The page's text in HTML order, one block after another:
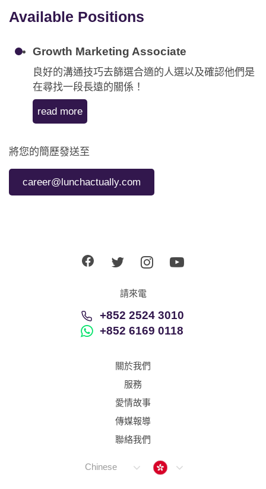
Available Positions
Growth Marketing Associate
良好的溝通技巧去篩選合適的人選以及確認他們是
在尋找一段長遠的關係！
read more
將您的簡歷發送至
career@lunchactually.com
請來電
+852 2524 3010
+852 6169 0118
關於我們
服務
愛情故事
傳媒報導
聯絡我們
Chinese Hong Kong